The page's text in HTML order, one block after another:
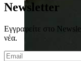
Newsletter
Εγγραφείτε στο
νέα.